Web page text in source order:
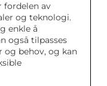
fordelen av
og teknologi.
enkle å
også tilpasses
og behov, og kan